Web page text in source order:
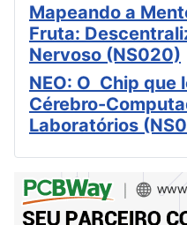
Mapeando a
Fruta:
Nervoso (NS020)
NEO: O Chip que
Cérebro-
Laboratórios